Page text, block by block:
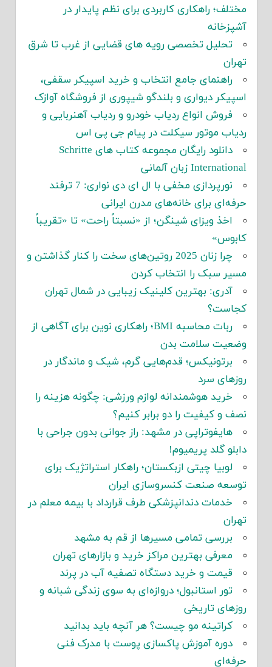
مختلف؛ راهکاری کاربردی برای نظم پایدار در
آشپزخانه
تحلیل تخصصی رویه های قضایی از غرب تا شرق
تهران
راهنمای جامع انتخاب و خرید اسپیکر سقفی،
اسپیکر دیواری و بلندگو شیپوری از فروشگاه آوازک
فروش انواع ردیاب خودرو و ردیاب آهنربایی و
ردیاب موتور سیکلت در پیام جی پی اس
دانلود رایگان مجموعه کتاب های Schritte
International زبان آلمانی
نورپردازی مخفی با ال ای دی نواری: 7 ترفند
حرفه‌ای برای خانه‌های مدرن ایرانی
اخذ ویزای شینگن؛ از «نسبتاً راحت» تا «تقریباً
کابوس»
چرا زنان 2025 روتین‌های سخت را کنار گذاشتن و
مسیر سبک را انتخاب کردن
آدری: بهترین کلینیک زیبایی در شمال تهران
کجاست؟
ربات محاسبه BMI؛ راهکاری نوین برای آگاهی از
وضعیت سلامت بدن
برتونیکس؛ قدم‌هایی گرم، شیک و ماندگار در
روزهای سرد
خرید هوشمندانه لوازم ورزشی: چگونه هزینه را
نصف و کیفیت را دو برابر کنیم؟
هایفوتراپی در مشهد: راز جوانی بدون جراحی با
دابلو گلد پریمیوم!
لوبیا چیتی ازبکستان؛ راهکار استراتژیک برای
توسعه صنعت کنسروسازی ایران
خدمات دندانپزشکی طرف قرارداد با بیمه معلم در
تهران
بررسی تمامی مسیرها از قم به مشهد
معرفی بهترین مراکز خرید و بازارهای تهران
قیمت و خرید دستگاه تصفیه آب در پرند
تور استانبول؛ دروازه‌ای به سوی زندگی شبانه و
روزهای تاریخی
کراتینه مو چیست؟ هر آنچه باید بدانید
دوره آموزش پاکسازی پوست با مدرک فنی
حرفه‌ای